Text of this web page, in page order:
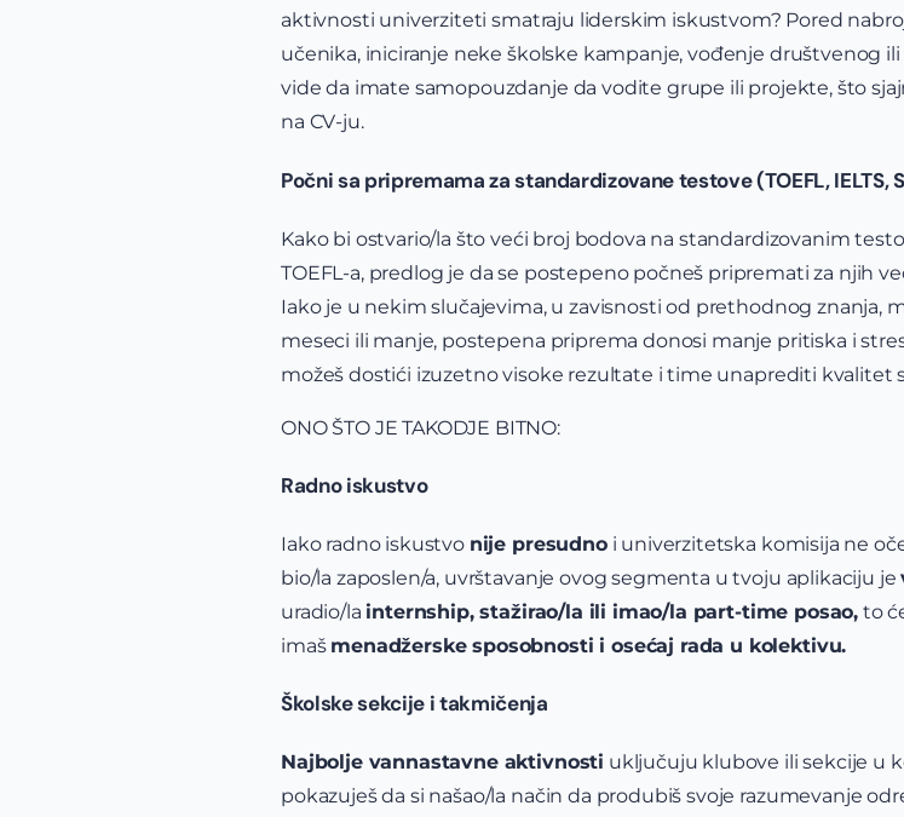
aktivnosti univerziteti smatraju liderskim iskustvom? Pored
učenika, iniciranje neke školske kampanje, vođenje društvenog
vide da imate samopouzdanje da vodite grupe ili projekte, što
na CV-ju.
Počni sa pripremama za standardizovane testove (TOEFL, IELTS,
Kako bi ostvario/la što veći broj bodova na standardizovanim
TOEFL-a, predlog je da se postepeno počneš pripremati za njih
Iako je u nekim slučajevima, u zavisnosti od prethodnog znanja,
meseci ili manje, postepena priprema donosi manje pritiska i
možeš dostići izuzetno visoke rezultate i time unaprediti kvalitet
ONO ŠTO JE TAKODJE BITNO:
Radno iskustvo
Iako radno iskustvo nije presudnoi univerzitetska komisija ne
bio/la zaposlen/a, uvrštavanje ovog segmenta u tvoju aplikaciju je
uradio/la internship, stažirao/la ili imao/la part-time posao, to
imaš menadžerske sposobnosti i osećaj rada u kolektivu.
Školske sekcije i takmičenja
Najbolje vannastavne aktivnosti uključuju klubove ili sekcije u
pokazuješ da si našao/la način da produbiš svoje razumevanje